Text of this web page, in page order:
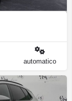
automatico